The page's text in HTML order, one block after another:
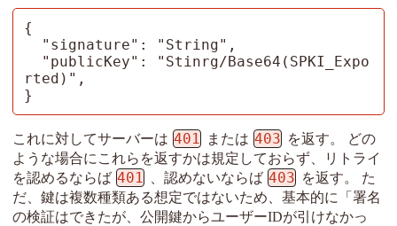
{
rted)",
}
これに対してサーバーは 401 または 403 を返す。 どの
ような場合にこれらを返すかは規定しておらず、リトライ
を認めるならば 401 、認めないならば 403 を返す。 た
だ、鍵は複数種類ある想定ではないため、基本的に「署名
の検証はできたが、公開鍵からユーザーIDが引けなかっ